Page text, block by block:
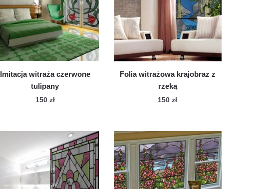
Imitacja witraża czerwone
tulipany
150 zł
Folia witrażowa krajobraz z
rzeką
150zł